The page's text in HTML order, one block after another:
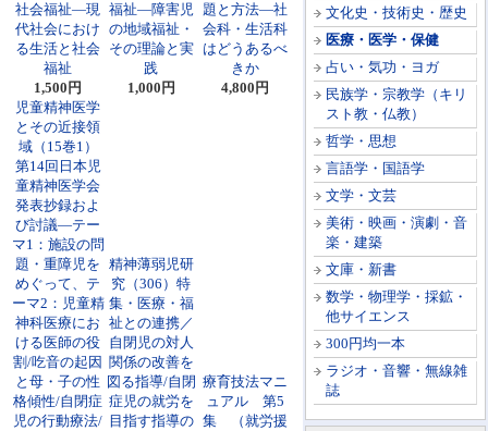
文化史・技術史・歴史
医療・医学・保健
占い・気功・ヨガ
民族学・宗教学（キリ
スト教・仏教）
哲学・思想
言語学・国語学
文学・文芸
美術・映画・演劇・音
楽・建築
文庫・新書
数学・物理学・採鉱・
他サイエンス
300円均一本
ラジオ・音響・無線雑
誌
社会福祉―現
代社会におけ
る生活と社会
福祉
1,500円
福祉―障害児
の地域福祉・
その理論と実
践
1,000円
題と方法―社
会科・生活科
はどうあるべ
きか
4,800円
児童精神医学
とその近接領
域（15巻1）
第14回日本児
童精神医学会
発表抄録およ
び討議―テー
マ1：施設の問
題・重障児を
めぐって、テ
ーマ2：児童精
神科医療にお
ける医師の役
割/吃音の起因
と母・子の性
格傾性/自閉症
児の行動療法/
精神薄弱児研
究（306）特
集・医療・福
祉との連携／
自閉児の対人
関係の改善を
図る指導/自閉
症児の就労を
目指す指導の
療育技法マニ
ュアル 第5
集 （就労援